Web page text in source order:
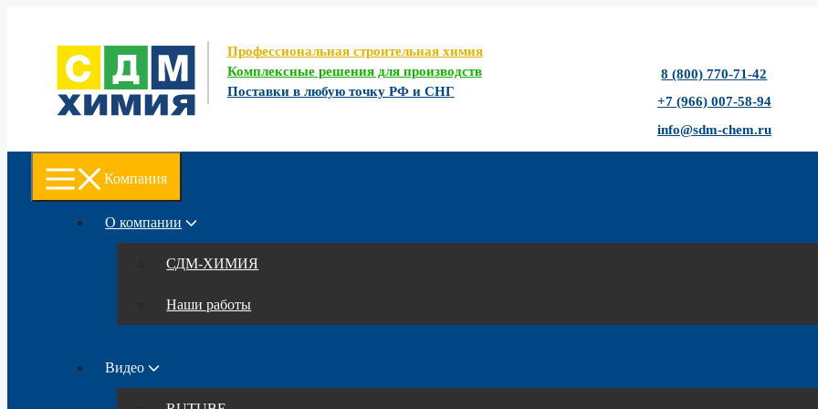
содержимому
Профессиональная строительная химия
Комплексные решения для производств
Поставки в любую точку РФ и СНГ
8 (800) 770-71-42
+7 (966) 007-58-94
info@sdm-chem.ru
Компания
О компании
СДМ-ХИМИЯ
Наши работы
Видео